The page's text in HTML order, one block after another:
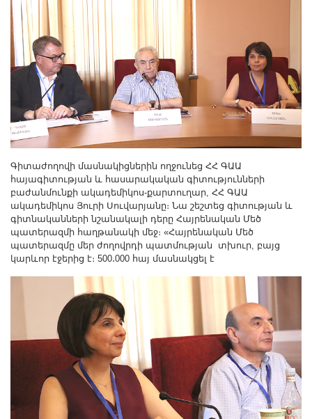
Գիտաժողովի մասնակիցներին ողջունեց ՀՀ ԳԱԱ
հայագիտության և հասարակական գիտությունների
բաժանմունքի ակադեմիկոս-քարտուղար, ՀՀ ԳԱԱ
ակադեմիկոս Յուրի Սուվարյանը։ Նա շեշտեց գիտության և
գիտնականների նշանակալի դերը Հայրենական Մեծ
պատերազմի հաղթանակի մեջ։ «Հայրենական Մեծ
պատերազմը մեր ժողովրդի պատմության տխուր, բայց
կարևոր էջերից է։ 500․000 հայ մասնակցել է